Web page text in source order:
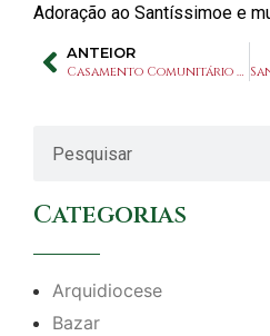
Adoração ao Santíssimoe e
ANTEIOR
Casamento Comunitário viabiliza o Sacramento a 12 casais no Santuário gratuitamente
Categorias
Arquidiocese
Bazar